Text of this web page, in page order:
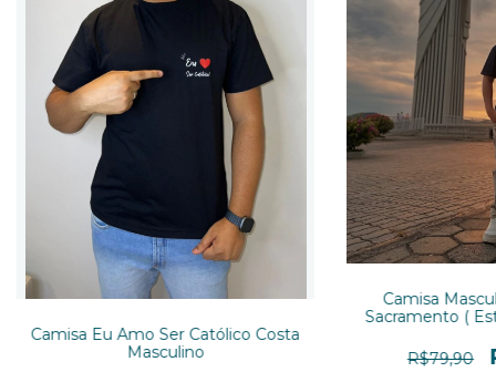
Camisa Eu Amo Ser Católico Costa
Masculino
Camisa
Sacramento (
R$79,90